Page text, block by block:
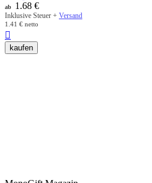
ab 1.68 €
Inklusive Steuer + Versand
1.41 € netto

kaufen